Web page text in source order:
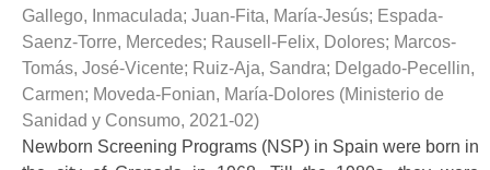
Gallego, Inmaculada; Juan-Fita, María-Jesús; Espada-
Saenz-Torre, Mercedes; Rausell-Felix, Dolores; Marcos-
Tomás, José-Vicente; Ruiz-Aja, Sandra; Delgado-Pecellin,
Carmen; Moveda-Fonian, María-Dolores (Ministerio de
Sanidad y Consumo, 2021-02)
Newborn Screening Programs (NSP) in Spain were born in